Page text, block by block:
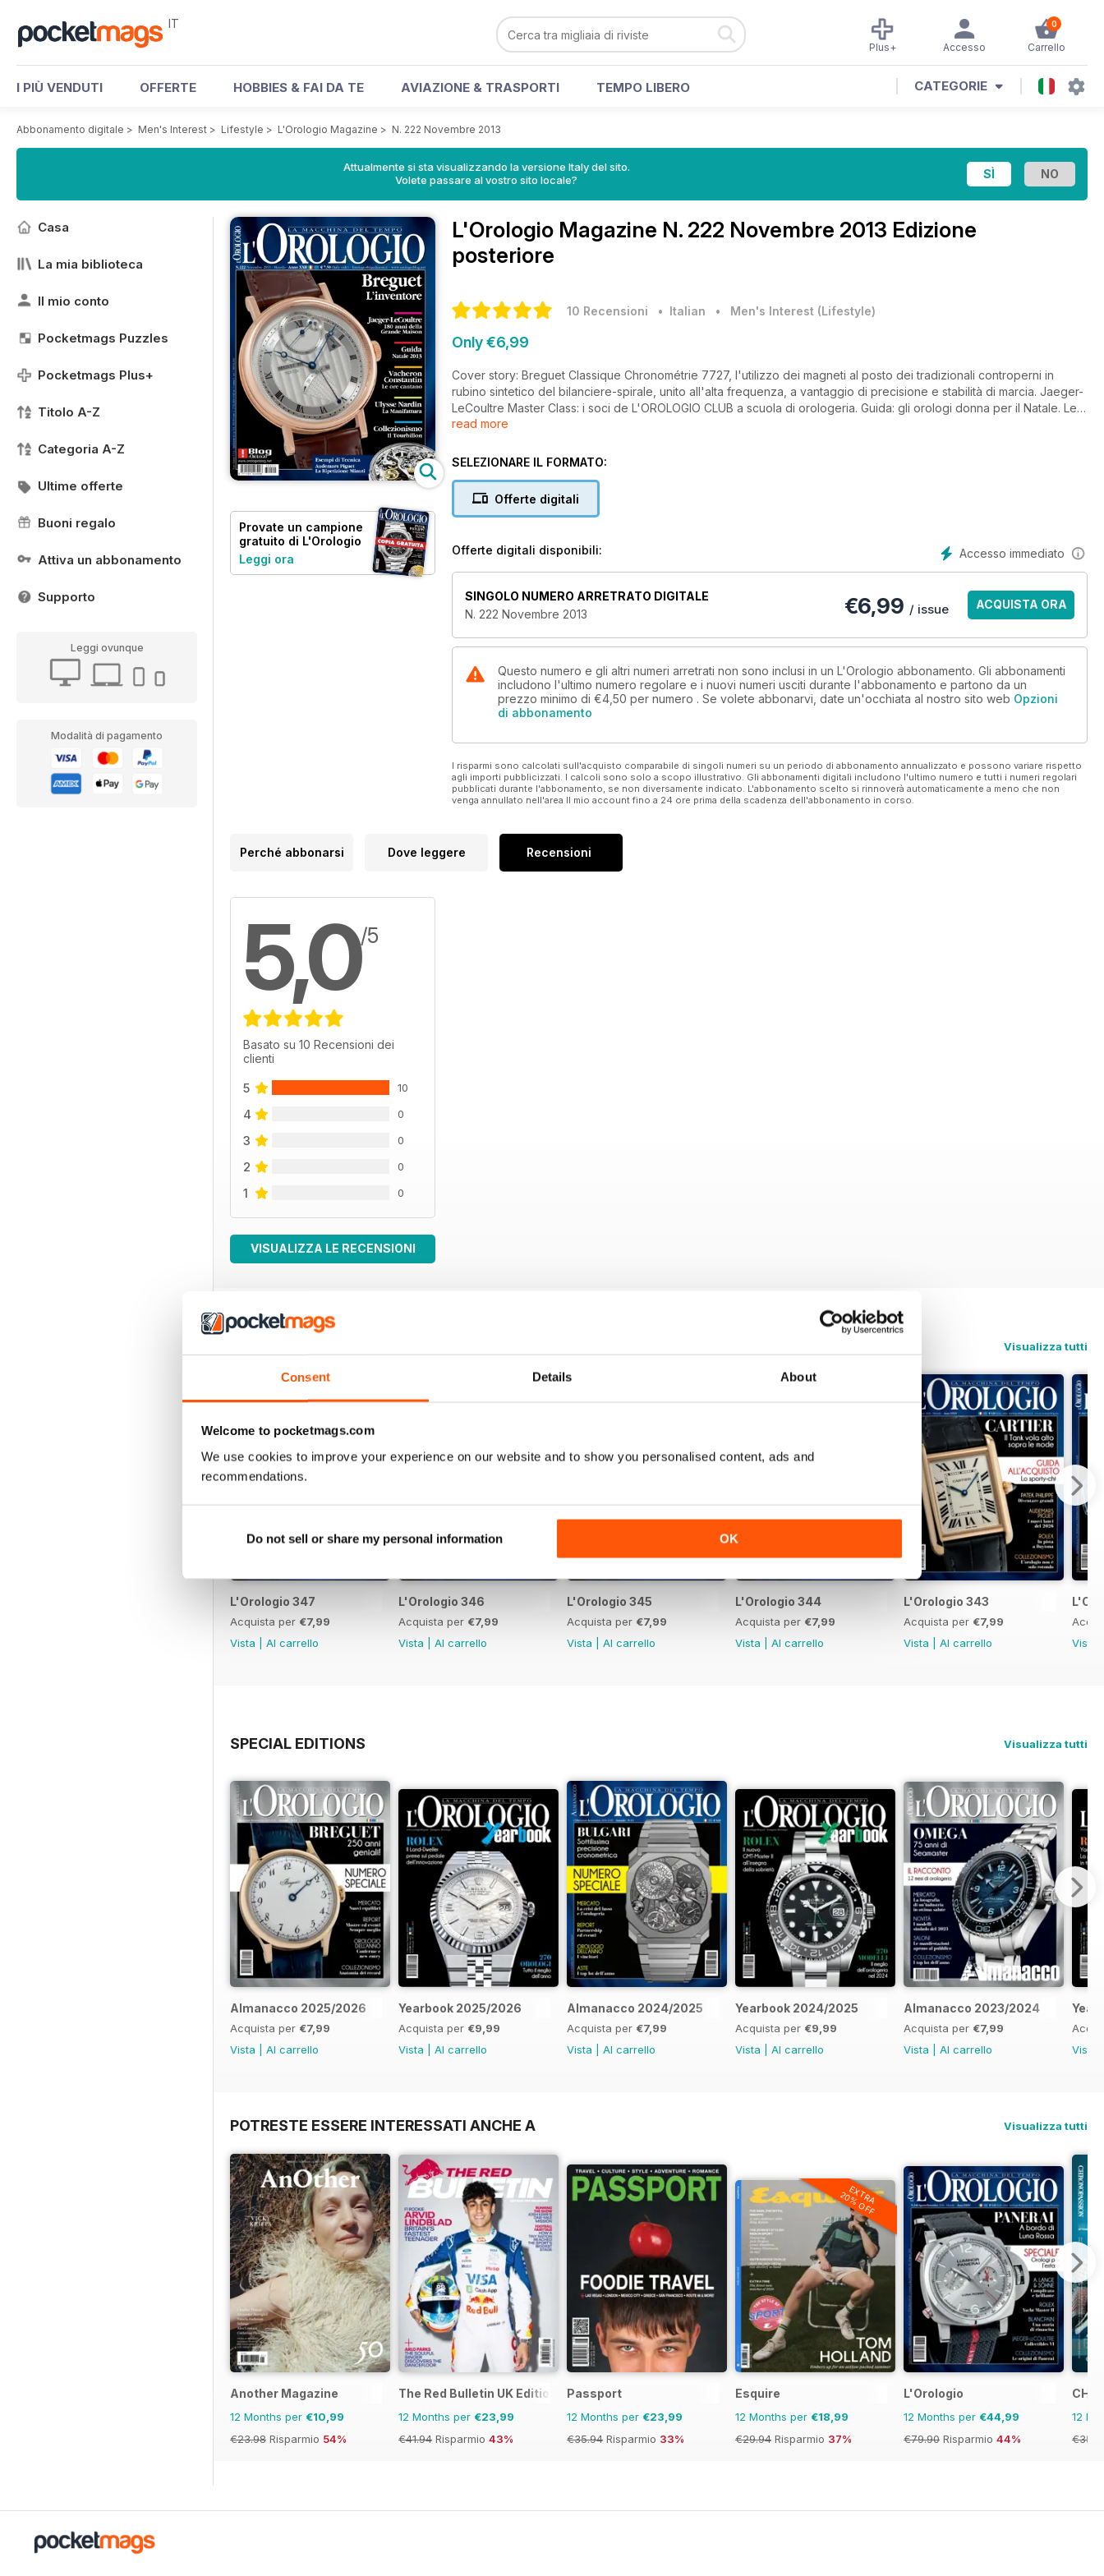
Consent Details About
Welcome to pocketmags.com
We use cookies to improve your experience on our website and to show you personalised content, ads and
recommendations.
Do not sell or share my personal information OK
IT 0
Carrello
Accesso
Plus+
I PIÙ VENDUTI OFFERTE HOBBIES & FAI DA TE AVIAZIONE & TRASPORTI TEMPO LIBERO CATEGORIE
Abbonamento digitale > Men's Interest > Lifestyle > L'Orologio Magazine > N. 222 Novembre 2013
Attualmente si sta visualizzando la versione Italy del sito.
Volete passare al vostro sito locale?
Casa
La mia biblioteca
Il mio conto
Pocketmags Puzzles
Pocketmags Plus+
Titolo A-Z
Categoria A-Z
Ultime offerte
Buoni regalo
Attiva un abbonamento
Supporto
Leggi ovunque
Modalità di pagamento
Provate un campione
gratuito di L'Orologio
Leggi ora
L'Orologio Magazine N. 222 Novembre 2013 Edizione
posteriore
10 Recensioni • Italian • Men's Interest (Lifestyle)
Only €6,99
Cover story: Breguet Classique Chronométrie 7727, l'utilizzo dei magneti al posto dei tradizionali controperni in
rubino sintetico del bilanciere-spirale, unito all'alta frequenza, a vantaggio di precisione e stabilità di marcia. Jaeger-
LeCoultre Master Class: i soci de L'OROLOGIO CLUB a scuola di orologeria. Guida: gli orologi donna per il Natale. Le
ripetizione minuti firmate Vacheron Constantin. Ulysse Nardin: innovazione e savoir-faire. Esempi di tecnica: Audemars
read more
SELEZIONARE IL FORMATO:
Offerte digitali
Accesso immediato
Offerte digitali disponibili:
SINGOLO NUMERO ARRETRATO DIGITALE
N. 222 Novembre 2013
€6,99 / issue ACQUISTA ORA
Questo numero e gli altri numeri arretrati non sono inclusi in un L'Orologio abbonamento. Gli abbonamenti
includono l'ultimo numero regolare e i nuovi numeri usciti durante l'abbonamento e partono da un
prezzo minimo di €4,50 per numero . Se volete abbonarvi, date un'occhiata al nostro sito web Opzioni
di abbonamento
I risparmi sono calcolati sull'acquisto comparabile di singoli numeri su un periodo di abbonamento annualizzato e possono variare rispetto
agli importi pubblicizzati. I calcoli sono solo a scopo illustrativo. Gli abbonamenti digitali includono l'ultimo numero e tutti i numeri regolari
pubblicati durante l'abbonamento, se non diversamente indicato. L'abbonamento scelto si rinnoverà automaticamente a meno che non
venga annullato nell'area Il mio account fino a 24 ore prima della scadenza dell'abbonamento in corso.
Perché abbonarsi Dove leggere Recensioni
5,0/5
Basato su 10 Recensioni dei
clienti
5 10
4 0
3 0
2 0
1 0
VISUALIZZA LE RECENSIONI
Visualizza tutti
L'Orologio 347
Acquista per €7,99
Vista
Al carrello
L'Orologio 346
Acquista per €7,99
Vista
Al carrello
L'Orologio 345
Acquista per €7,99
Vista
Al carrello
L'Orologio 344
Acquista per €7,99
Vista
Al carrello
L'Orologio 343
Acquista per €7,99
Vista
Al carrello
Vista
SPECIAL EDITIONS Visualizza tutti
Almanacco 2025/2026
Acquista per €7,99
Vista
Al carrello
Yearbook 2025/2026
Acquista per €9,99
Vista
Al carrello
Almanacco 2024/2025
Acquista per €7,99
Vista
Al carrello
Yearbook 2024/2025
Acquista per €9,99
Vista
Al carrello
Almanacco 2023/2024
Acquista per €7,99
Vista
Al carrello
Vista
POTRESTE ESSERE INTERESSATI ANCHE A Visualizza tutti
Another Magazine
12 Months per €10,99
€23.98 Risparmio 54%
The Red Bulletin UK Edition
12 Months per €23,99
€41.94 Risparmio 43%
Passport
12 Months per €23,99
€35.94 Risparmio 33%
EXTRA
20% OFF
Esquire
12 Months per €18,99
€29.94 Risparmio 37%
L'Orologio
12 Months per €44,99
€79.90 Risparmio 44%
12